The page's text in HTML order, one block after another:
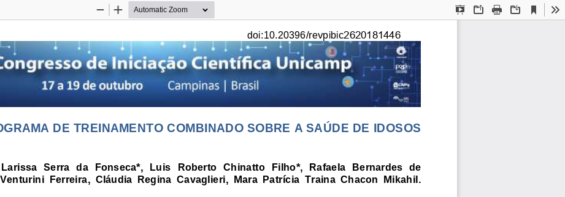
Presentation
OpenPrint Download
Current
View
Zoom
Zoom
doi:10.20396/revpibic2620181446
DE TREINAMENTO COMBINADO SOBRE A SAÚDE DE IDOSOS
Larissa  Serra  da  Fonseca*,  Luis  Roberto  Chinatto  Filho*,  Rafaela  Bernardes de
Ferreira,  Cláudia  Regina  Cavaglieri,  Mara  Patrícia  Traina  Chacon  Mikahil.